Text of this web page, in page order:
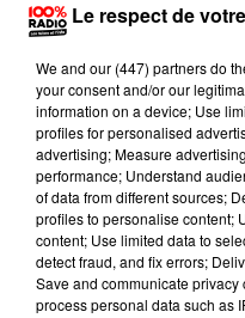
Lecture (2 min
Le respect de
We and our (447) partnersdo
your consent and/or our
information on a device; Use
profiles for personalised
advertising; Measure
performance; Understand
of data from different sources;
profiles to personalise content;
content; Use limited data to
detect fraud, and fix errors;
Save and communicate
process personal data such as